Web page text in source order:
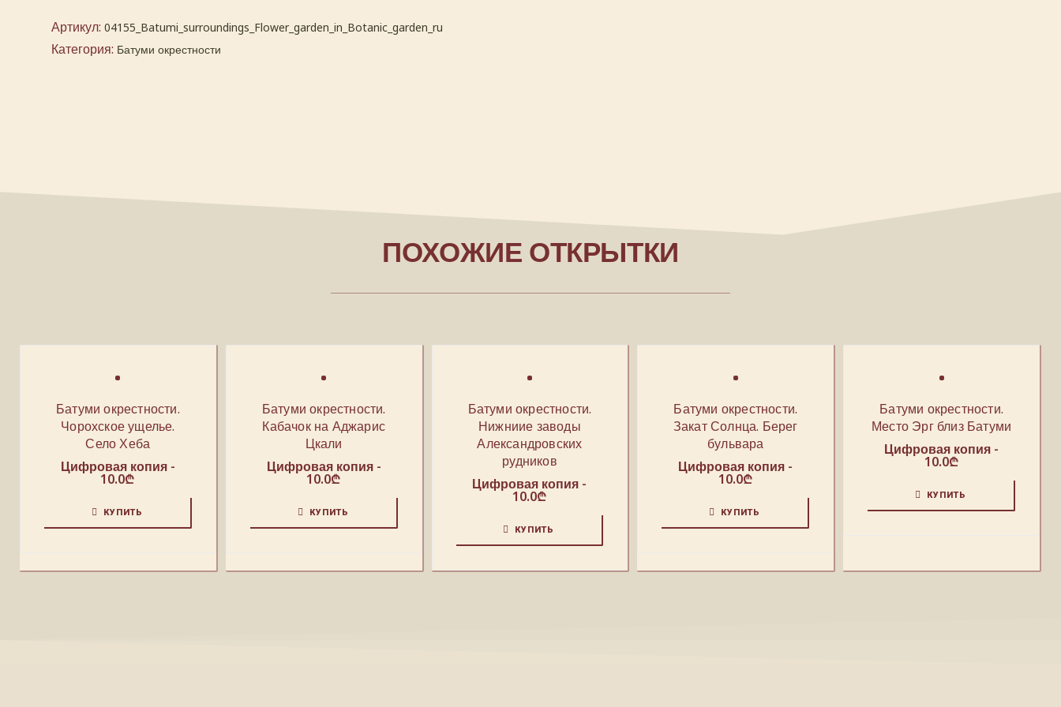
Артикул: 04155_Batumi_surroundings_Flower_garden_in_Botanic_garden_ru
Категория: Батуми окрестности
ПОХОЖИЕ ОТКРЫТКИ
Батуми окрестности.
Чорохское ущелье.
Село Хеба
Цифровая копия -
10.0₾
КУПИТЬ
Батуми окрестности.
Кабачок на Аджарис
Цкали
Цифровая копия -
10.0₾
КУПИТЬ
Батуми окрестности.
Нижниие заводы
Александровских
рудников
Цифровая копия -
10.0₾
КУПИТЬ
Батуми окрестности.
Закат Солнца. Берег
бульвара
Цифровая копия -
10.0₾
КУПИТЬ
Батуми окрестности.
Место Эрг близ Батуми
Цифровая копия -
10.0₾
КУПИТЬ